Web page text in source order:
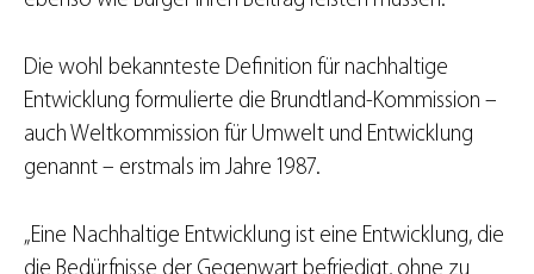
Die wohl bekannteste Definition für nachhaltige
Entwicklung formulierte die Brundtland-Kommission –
auch Weltkommission für Umwelt und Entwicklung
genannt – erstmals im Jahre 1987.
„Eine Nachhaltige Entwicklung ist eine Entwicklung, die
die Bedürfnisse der Gegenwart befriedigt, ohne zu